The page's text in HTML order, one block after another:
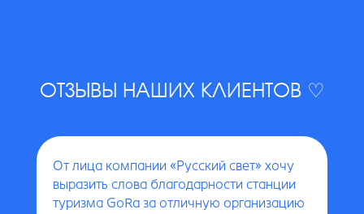
ОТЗЫВЫ НАШИХ КЛИЕНТОВ ♡
От лица компании «Русский свет» хочу
выразить слова благодарности станции
туризма GoRa за отличную организацию